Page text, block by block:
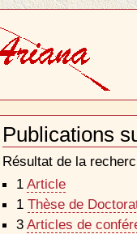
Publications
Document
Actions
Résultat de la
1 Article
1 Thèse de
3 Articles de